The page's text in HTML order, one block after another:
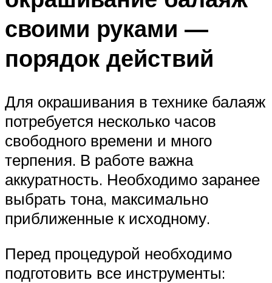
своими руками —
порядок действий
Для окрашивания в технике балаяж
потребуется несколько часов
свободного времени и много
терпения. В работе важна
аккуратность. Необходимо заранее
выбрать тона, максимально
приближенные к исходному.
Перед процедурой необходимо
подготовить все инструменты: